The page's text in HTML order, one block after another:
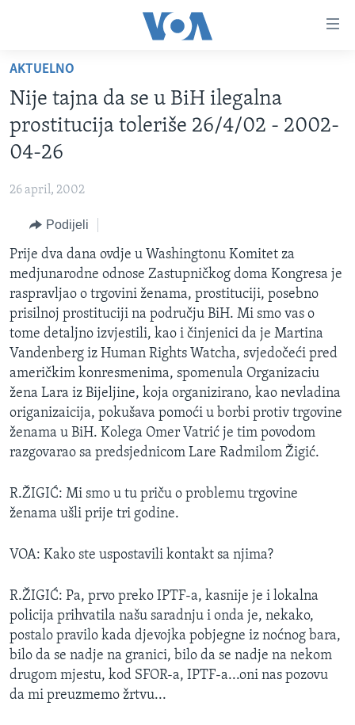
glavni
sadržaj
na
glavnu
Idi
pretragu
VIDEO
FOTOGRAFIJE DANA
SJEDINJENE AMERIČKE DRŽAVE
BOSNA I HERCEGOVINA
SVIJET
NAUKA I TEHNOLOGIJA
SPECIJALNI PROJEKTI
KORUPCIJA
SLOBODA MEDIJA
ŽENSKA STRANA
IZBJEGLIČKA STRANA
MAGAZIN
O GLASU AMERIKE
Learning English
PRATITE NAS
Jezici
AKTUELNO
Nije tajna da se u BiH ilegalna
prostitucija toleriše 26/4/02 - 2002-
04-26
26 april, 2002
Podijeli
Prije dva dana ovdje u Washingtonu Komitet za
medjunarodne odnose Zastupničkog doma Kongresa je
raspravljao o trgovini ženama, prostituciji, posebno
prisilnoj prostituciji na području BiH. Mi smo vas o
tome detaljno izvjestili, kao i činjenici da je Martina
Vandenberg iz Human Rights Watcha, svjedočeći pred
američkim konresmenima, spomenula Organizaciu
žena Lara iz Bijeljine, koja organizirano, kao nevladina
origanizaicija, pokušava pomoći u borbi protiv trgovine
ženama u BiH. Kolega Omer Vatrić je tim povodom
razgovarao sa predsjednicom Lare Radmilom Žigić.
R.ŽIGIĆ: Mi smo u tu priču o problemu trgovine
ženama ušli prije tri godine.
VOA: Kako ste uspostavili kontakt sa njima?
R.ŽIGIĆ: Pa, prvo preko IPTF-a, kasnije je i lokalna
policija prihvatila našu saradnju i onda je, nekako,
postalo pravilo kada djevojka pobjegne iz noćnog bara,
bilo da se nadje na granici, bilo da se nadje na nekom
drugom mjestu, kod SFOR-a, IPTF-a...oni nas pozovu
da mi preuzmemo žrtvu...